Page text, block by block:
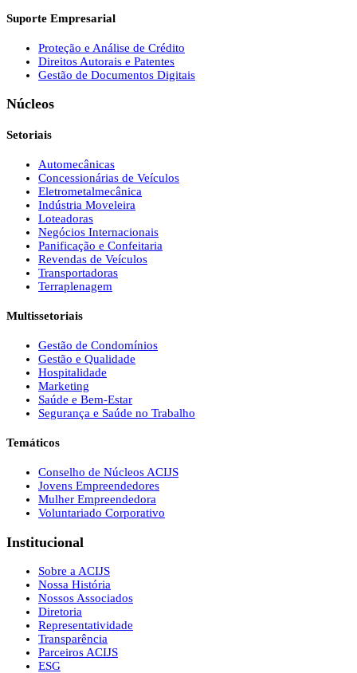
Suporte Empresarial
Proteção e Análise de Crédito
Direitos Autorais e Patentes
Gestão de Documentos Digitais
Núcleos
Setoriais
Automecânicas
Concessionárias de Veículos
Eletrometalmecânica
Indústria Moveleira
Loteadoras
Negócios Internacionais
Panificação e Confeitaria
Revendas de Veículos
Transportadoras
Terraplenagem
Multissetoriais
Gestão de Condomínios
Gestão e Qualidade
Hospitalidade
Marketing
Saúde e Bem-Estar
Segurança e Saúde no Trabalho
Temáticos
Conselho de Núcleos ACIJS
Jovens Empreendedores
Mulher Empreendedora
Voluntariado Corporativo
Institucional
Sobre a ACIJS
Nossa História
Nossos Associados
Diretoria
Representatividade
Transparência
Parceiros ACIJS
ESG